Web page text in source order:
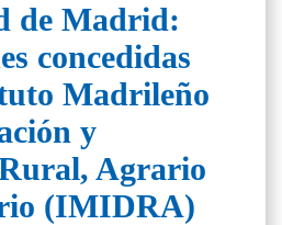
de Madrid:
concedidas
Madrileño
y
Agrario
(IMIDRA)